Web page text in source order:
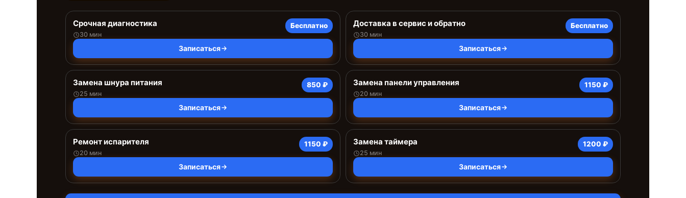
Срочная диагностика
30 мин
Бесплатно
Записаться
Доставка в сервис и обратно
30 мин
Бесплатно
Записаться
Замена шнура питания
25 мин
850 ₽
Записаться
Замена панели управления
20 мин
1150 ₽
Записаться
Ремонт испарителя
20 мин
1150 ₽
Записаться
Замена таймера
25 мин
1200 ₽
Записаться